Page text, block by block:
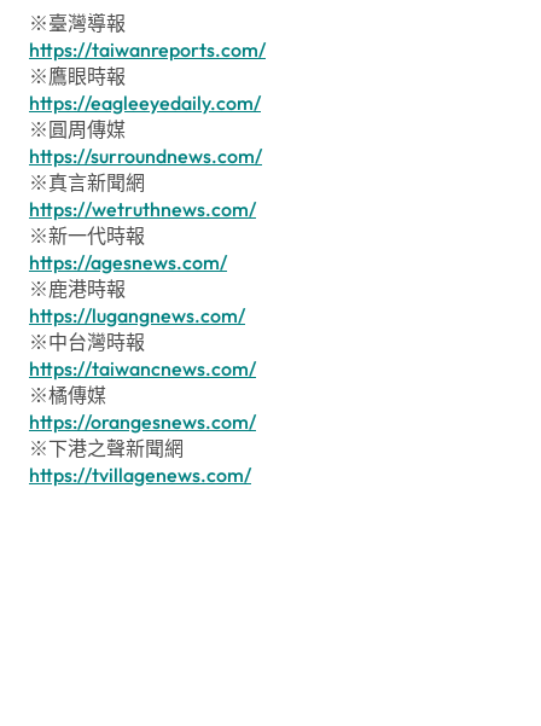
※臺灣導報
https://taiwanreports.com/
※鷹眼時報
https://eagleeyedaily.com/
※圓周傳媒
https://surroundnews.com/
※真言新聞網
https://wetruthnews.com/
※新一代時報
https://agesnews.com/
※鹿港時報
https://lugangnews.com/
※中台灣時報
https://taiwancnews.com/
※橘傳媒
https://orangesnews.com/
※下港之聲新聞網
https://tvillagenews.com/